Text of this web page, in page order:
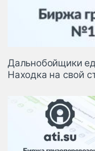
Дальнобойщики
Находка на свой